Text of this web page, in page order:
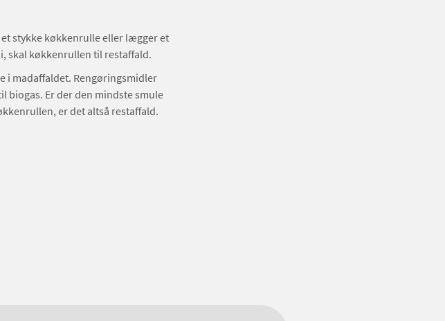
stykke køkkenrulle eller lægger et
skal køkkenrullen til restaffald.
i madaffaldet. Rengøringsmidler
biogas. Er der den mindste smule
er det altså restaffald.